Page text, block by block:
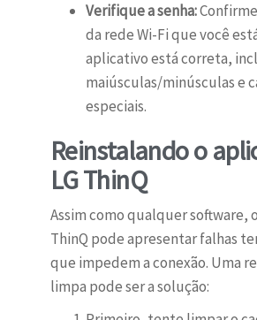
Verifique a senha:
da rede Wi-Fi que você
aplicativo está correta,
maiúsculas/minúsculas e
especiais.
Reinstalando o
LG ThinQ
Assim como qualquer software,
ThinQ pode apresentar falhas
que impedem a conexão. Uma
limpa pode ser a solução: